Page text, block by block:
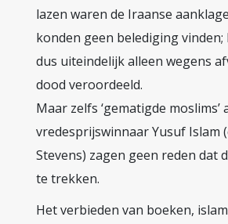
lazen waren de Iraanse
konden geen belediging vinden;
dus uiteindelijk alleen wegens
dood veroordeeld.
Maar zelfs ‘gematigde moslims’
vredesprijswinnaar Yusuf Islam
Stevens) zagen geen reden dat
te trekken.
Het verbieden van boeken,